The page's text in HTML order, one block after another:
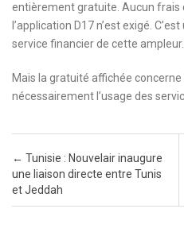
entièrement gratuite. Aucun frais
l’application D17 n’est exigé.
service financier de cette ampleur.
Mais la gratuité affichée concerne
nécessairement l’usage des
Post navigation
← Tunisie : Nouvelair inaugure
une liaison directe entre Tunis
et Jeddah